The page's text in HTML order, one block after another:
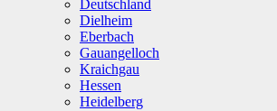
Deutschland
Dielheim
Eberbach
Gauangelloch
Kraichgau
Hessen
Heidelberg